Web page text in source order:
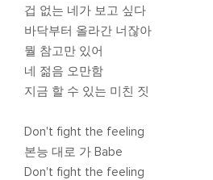
겁 없는 네가 보고 싶다
바닥부터 올라간 너잖아
뭘 참고만 있어
네 젊음 오만함
지금 할 수 있는 미친 짓
Don't fight the feeling
본능 대로 가 Babe
Don't fight the feeling